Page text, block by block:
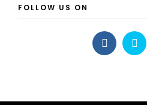
FOLLOW US ON